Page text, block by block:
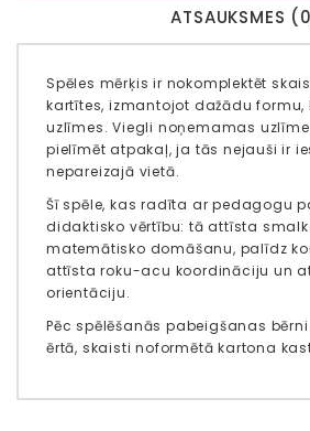
ATSAUKSMES
Spēles mērķis ir nokomplektēt
kartītes, izmantojot dažādu formu,
uzlīmes. Viegli noņemamas
pielīmēt atpakaļ, ja tās nejauši ir
nepareizajā vietā.
Šī spēle, kas radīta ar pedagogu
didaktisko vērtību: tā attīsta
matemātisko domāšanu, palīdz
attīsta roku-acu koordināciju un
orientāciju.
Pēc spēlēšanās pabeigšanas
ērtā, skaisti noformētā kartona